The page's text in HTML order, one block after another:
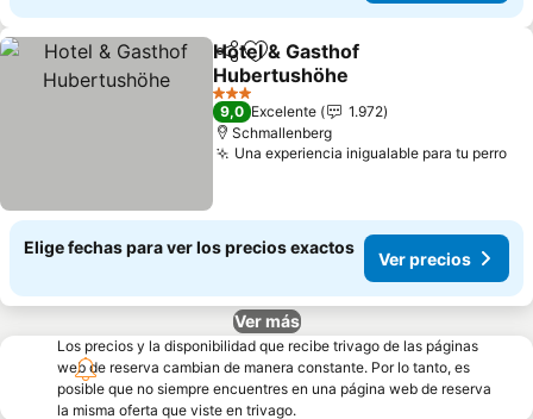
CompartirAgregar a favoritos
Hotel & Gasthof
Hubertushöhe
3 Estrellas
9,0 Excelente
1.972
Schmallenberg
Una experiencia inigualable para tu perro
Elige fechas para ver los precios exactos
Ver precios
Ver más
Los precios y la disponibilidad que recibe trivago de las páginas
web de reserva cambian de manera constante. Por lo tanto, es
posible que no siempre encuentres en una página web de reserva
la misma oferta que viste en trivago.